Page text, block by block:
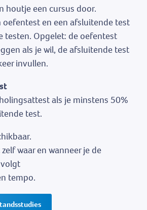
houtje een cursus door.
oefentest en een afsluitende test
testen. Opgelet: de oefentest
als je wil, de afsluitende test
invullen.
als je minstens 50%
test.
zelf waar en wanneer je de
tempo.